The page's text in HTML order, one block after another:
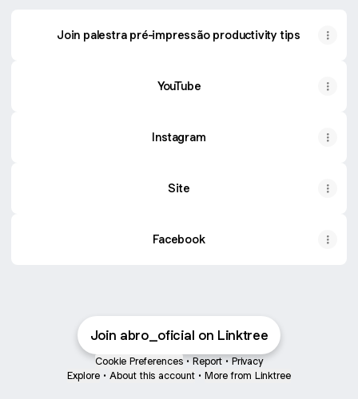
Join palestra pré-impressão productivity tips
YouTube
Instagram
Site
Facebook
Join abro_oficial on Linktree
Cookie Preferences • Report • Privacy
Explore • About this account • More from Linktree